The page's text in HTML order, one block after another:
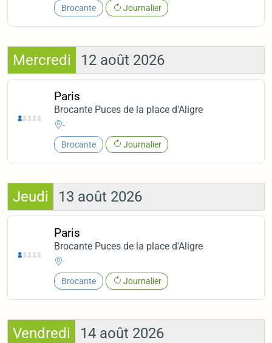
Brocante Journalier
Mercredi 12 août 2026
Paris
Brocante Puces de la place d'Aligre
-
Brocante Journalier
Jeudi 13 août 2026
Paris
Brocante Puces de la place d'Aligre
-
Brocante Journalier
Vendredi 14 août 2026